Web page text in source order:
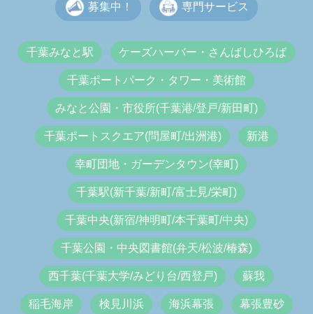
募集中！ 専門サービス
千葉みなと駅 ケーズハーバー・さんばしひろば
千葉ポートパーク・タワー・美術館
みなと公園・市役所(千葉港/登戸/新田町)
千葉ポートスクエア(問屋町/出洲港) 新港
幸町団地・ガーデンタウン(幸町)
千葉駅(新千葉/新町/富士見/栄町)
千葉中央(新宿/神明町/本千葉町/中央)
千葉公園・中央図書館(弁天/松波/椿森)
西千葉(千葉大学/みどり台/西登戸) 蘇我
稲毛海岸 検見川浜 海浜幕張 幕張豊砂